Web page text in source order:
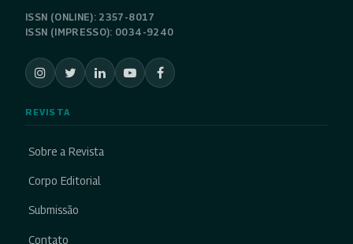
ISSN (ONLINE): 2357-8017
ISSN (IMPRESSO): 0034-9240
REVISTA
Sobre a Revista
Corpo Editorial
Submissão
Contato